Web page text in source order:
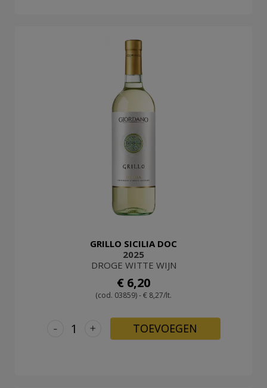
GRILLO SICILIA DOC
2025
DROGE WITTE WIJN
€ 6,20
(cod. 03859) - € 8,27/lt.
+
- TOEVOEGEN